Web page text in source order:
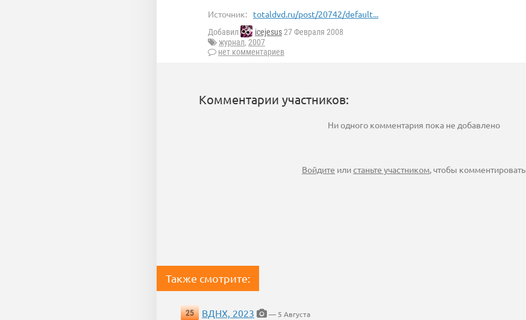
Источник: totaldvd.ru/post/20742/default...
Добавил icejesus27 Февраля 2008
журнал, 2007
нет комментариев
Комментарии участников:
Ни одного комментария пока не добавлено
Войдите илистаньте участником, чтобы комментировать
Также смотрите:
25 ВДНХ, 2023
— 5 Августа